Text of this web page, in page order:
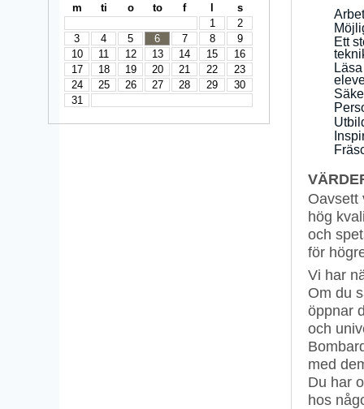
Ett
Oavsett
hög
och
för
Vi har
Om du
öppnar
och
med
Du har
hos
m ti o to f
s
1
2
3
4 5 6 7 8
9
10
11 12 13 14 15
16
17
18 19 20 21 22
23
24
25 26 27 28 29
30
31